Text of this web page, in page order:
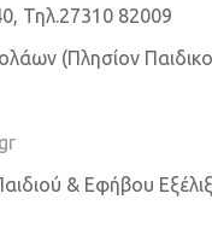
Τηλ.27310 82009
(Πλησίον
& Εφήβου